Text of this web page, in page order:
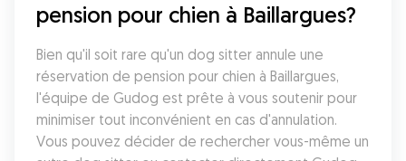
pension pour chien à Baillargues?
Bien qu'il soit rare qu'un dog sitter annule une
réservation de pension pour chien à Baillargues,
l'équipe de Gudog est prête à vous soutenir pour
minimiser tout inconvénient en cas d'annulation.
Vous pouvez décider de rechercher vous-même un